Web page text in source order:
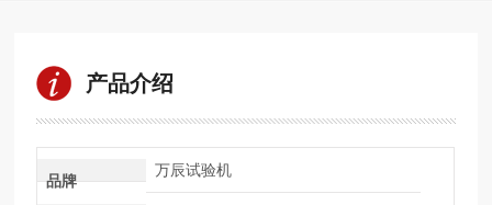
产品介绍
品牌
万辰试验机